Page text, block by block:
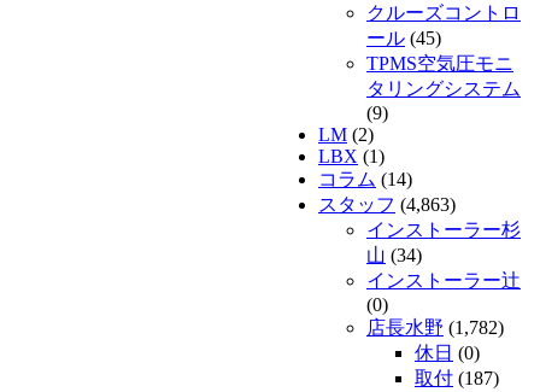
クルーズコントロ
ール (45)
TPMS空気圧モニ
タリングシステム
(9)
LM (2)
LBX (1)
コラム (14)
スタッフ (4,863)
インストーラー杉
山 (34)
インストーラー辻
(0)
店長水野 (1,782)
休日 (0)
取付 (187)